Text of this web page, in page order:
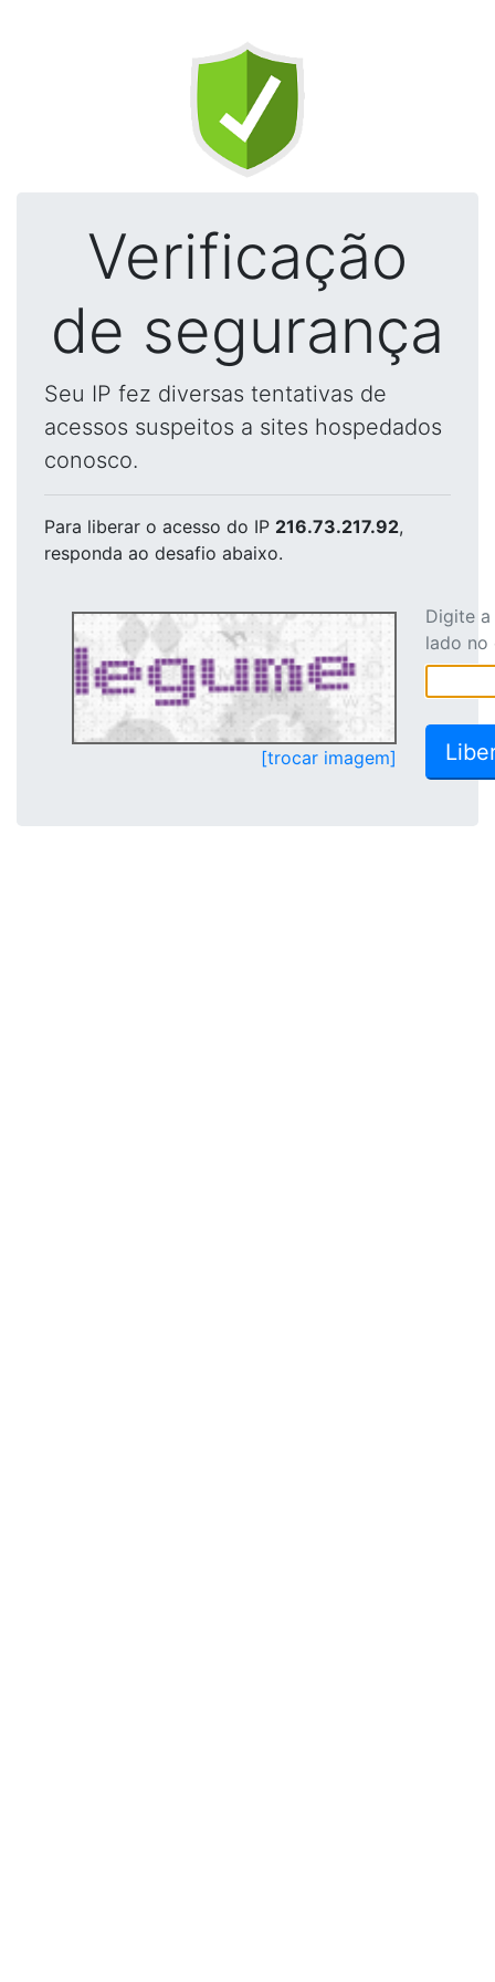
Verificação
de segurança
Seu IP fez diversas tentativas de
acessos suspeitos a sites hospedados
conosco.
Para liberar o acesso do IP 216.73.217.92,
responda ao desafio abaixo.
[trocar imagem]
Digite
lado no